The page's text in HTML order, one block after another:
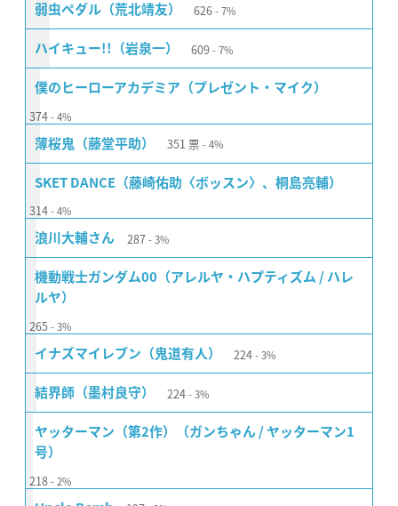
弱虫ペダル（荒北靖友） 626 7%
ハイキュー!!（岩泉一） 609 7%
僕のヒーローアカデミア（プレゼント・マイク）
374 4%
薄桜鬼（藤堂平助） 351 票 4%
SKET DANCE（藤崎佑助〈ボッスン〉、桐島亮輔）
314 4%
浪川大輔さん 287 3%
機動戦士ガンダム00（アレルヤ・ハプティズム / ハレ
ルヤ）
265 3%
イナズマイレブン（鬼道有人） 224 3%
結界師（墨村良守） 224 3%
ヤッターマン（第2作）（ガンちゃん / ヤッターマン1
号）
218 2%